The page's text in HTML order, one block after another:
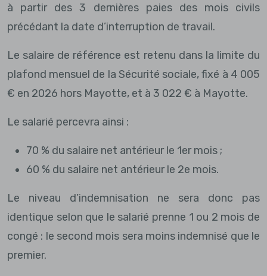
à partir des 3 dernières paies des mois civils
précédant la date d’interruption de travail.
Le salaire de référence est retenu dans la limite du
plafond mensuel de la Sécurité sociale, fixé à 4 005
€ en 2026 hors Mayotte, et à 3 022 € à Mayotte.
Le salarié percevra ainsi :
70 % du salaire net antérieur le 1er mois ;
60 % du salaire net antérieur le 2e mois.
Le niveau d’indemnisation ne sera donc pas
identique selon que le salarié prenne 1 ou 2 mois de
congé : le second mois sera moins indemnisé que le
premier.